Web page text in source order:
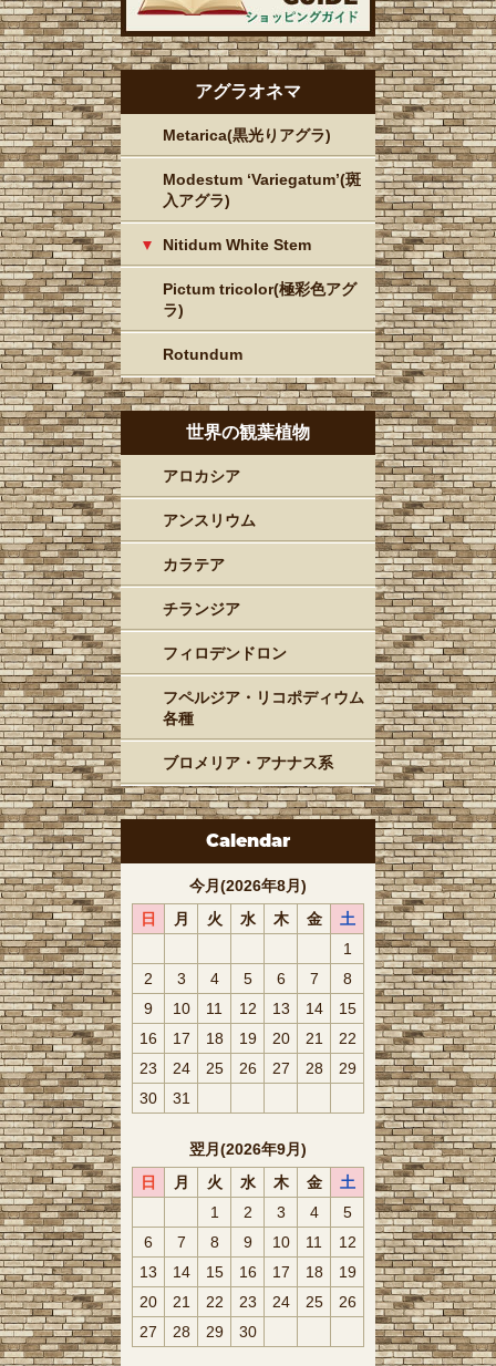
アグラオネマ
Metarica(黒光りアグラ)
Modestum ‘Variegatum’(斑
入アグラ)
Nitidum White Stem
Pictum tricolor(極彩色アグ
ラ)
Rotundum
世界の観葉植物
アロカシア
アンスリウム
カラテア
チランジア
フィロデンドロン
フペルジア・リコポディウム
各種
ブロメリア・アナナス系
Calendar
今月(2026年8月)
日
月 火 水 木 金
土
1
2
3 4 5 6 7
8
9
10 11 12 13 14
15
16
17 18 19 20 21
22
23
24 25 26 27 28
29
30
31
翌月(2026年9月)
日
月 火 水 木 金
土
1
2 3 4
5
6
7 8 9 10 11
12
13
14 15 16 17 18
19
20
21 22 23 24 25
26
27
28 29 30